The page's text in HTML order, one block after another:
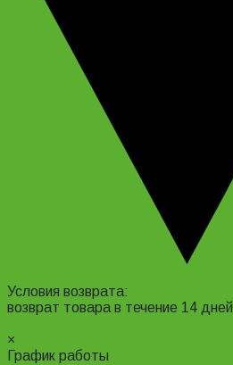
Условия возврата:
возврат товара в течение 14 дней
×
График работы